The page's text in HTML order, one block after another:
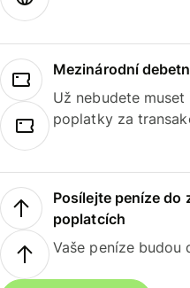
Mezinárodní
Už nebudete
poplatky za
Posílejte peníze do
poplatcích
Vaše peníze budou